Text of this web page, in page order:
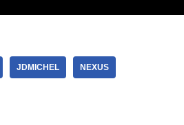
JDMICHEL NEXUS